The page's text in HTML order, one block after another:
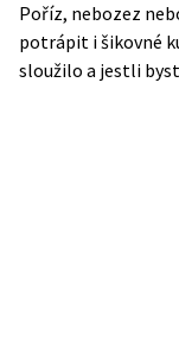
Poříz, nebozez
potrápit i šikovné
sloužilo a jestli